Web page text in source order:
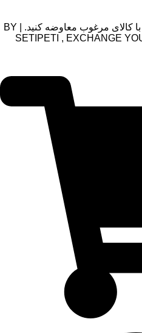
در ستی پتی پول ارزشمند خود را با کالای مرغوب معاوضه کنید. | BY
SETIPETI , EXCHANGE